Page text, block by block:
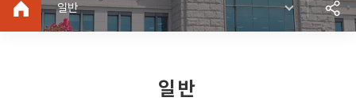
일반
일반